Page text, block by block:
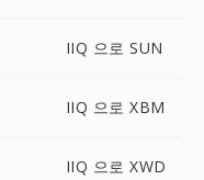
IIQ 으로 SUN
IIQ 으로 XBM
IIQ 으로 XWD